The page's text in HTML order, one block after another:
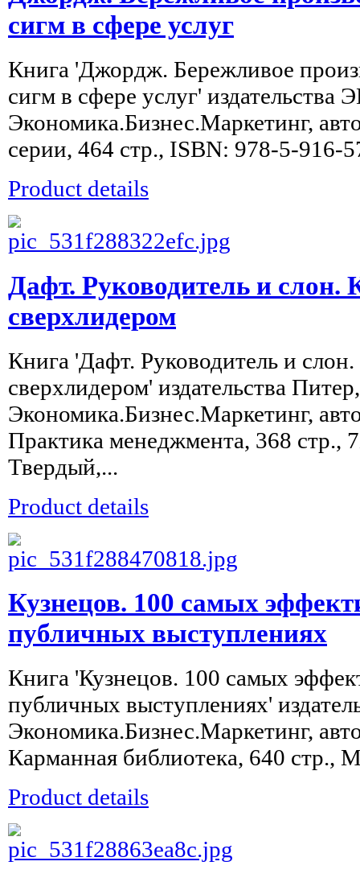
сигм в сфере услуг
Книга 'Джордж. Бережливое
сигм в сфере услуг'
Экономика.Бизнес.Маркетинг,
серии, 464 стр., ISBN: 978-5-916-
Product details
Дафт. Руководитель и слон.
сверхлидером
Книга 'Дафт. Руководитель и слон.
сверхлидером' издательства
Экономика.Бизнес.Маркетинг,
Практика менеджмента, 368 стр.,
Твердый,...
Product details
Кузнецов. 100 самых
публичных выступлениях
Книга 'Кузнецов. 100 самых
публичных выступлениях'
Экономика.Бизнес.Маркетинг,
Карманная библиотека, 640 стр.,
Product details